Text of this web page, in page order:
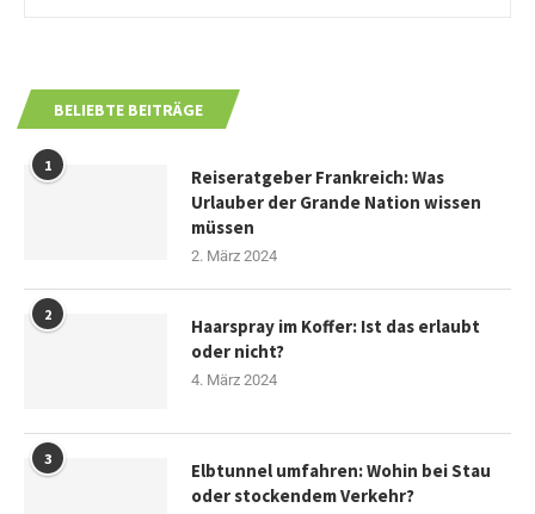
BELIEBTE BEITRÄGE
1
Reiseratgeber Frankreich: Was
Urlauber der Grande Nation wissen
müssen
2. März 2024
2
Haarspray im Koffer: Ist das erlaubt
oder nicht?
4. März 2024
3
Elbtunnel umfahren: Wohin bei Stau
oder stockendem Verkehr?